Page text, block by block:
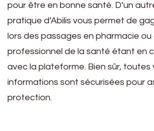
pour être en bonne santé. D’un
pratique d’Abilis vous permet de
lors des passages en pharmacie ou
professionnel de la santé étant en
avec la plateforme. Bien sûr, toutes
informations sont sécurisées pour
protection.